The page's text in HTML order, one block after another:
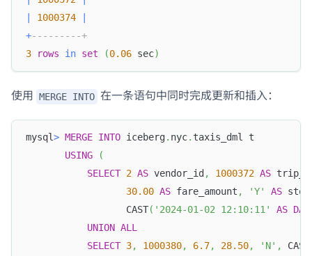
1000374
+---------+
3
rows in set (0.06 sec)
使用 MERGE INTO 在一条语句中同时完成更新和插入：
mysql> MERGE INTO iceberg. nyc. taxis_dml t
USING
(
SELECT 2 AS vendor_id , 1000372 AS
30.00 AS fare_amount , 'Y' AS
                  CAST
( '2024-01-02 12:10:11' AS
UNION ALL
SELECT 3, 1000380, 6.7, 28.50, 'N' , CAST